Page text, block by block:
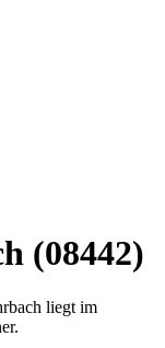
(08442)
liegt im